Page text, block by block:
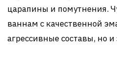
царапины и помутнения.
ваннам с качественной
агрессивные составы, но